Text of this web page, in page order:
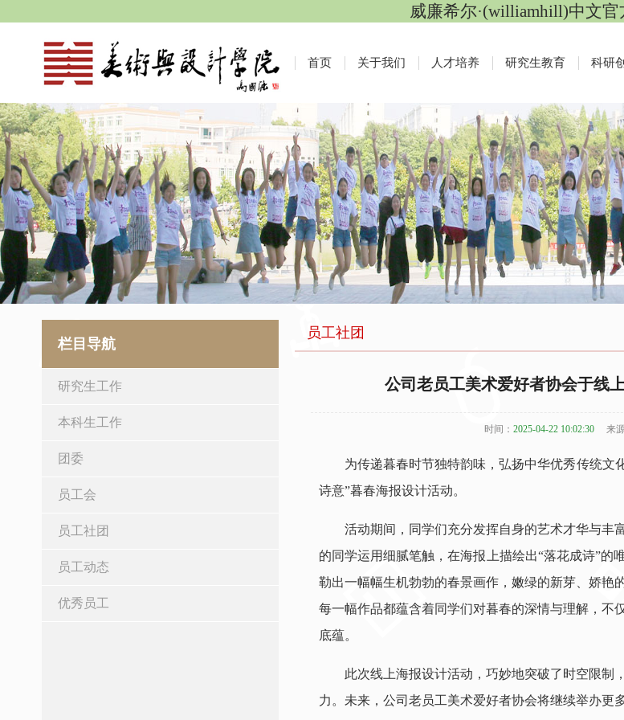
威廉希尔·(williamhill)中文官
首页 关于我们 人才培养 研究生教育 科研
栏目导航
研究生工作
本科生工作
团委
员工会
员工社团
员工动态
优秀员工
员工社团
公司老员工美术爱好者协会于线
时间： 2025-04-22 10:02:30 来
为传递暮春时节独特韵味，弘扬中华优秀传统文
诗意”暮春海报设计活动。
活动期间，同学们充分发挥自身的艺术才华与丰
的同学运用细腻笔触，在海报上描绘出“落花成诗”
勒出一幅幅生机勃勃的春景画作，嫩绿的新芽、娇艳
每一幅作品都蕴含着同学们对暮春的深情与理解，不
底蕴。
此次线上海报设计活动，巧妙地突破了时空限制
力。未来，公司老员工美术爱好者协会将继续举办更